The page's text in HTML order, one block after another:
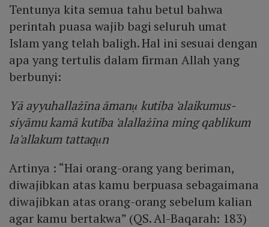
Tentunya kita semua tahu betul bahwa
perintah puasa wajib bagi seluruh umat
Islam yang telah baligh. Hal ini sesuai dengan
apa yang tertulis dalam firman Allah yang
berbunyi:
Yā ayyuhallażīna āmanụ kutiba 'alaikumus-
siyāmu kamā kutiba 'alallażīna ming qablikum
la'allakum tattaqụn
Artinya : “Hai orang-orang yang beriman,
diwajibkan atas kamu berpuasa sebagaimana
diwajibkan atas orang-orang sebelum kalian
agar kamu bertakwa” (QS. Al-Baqarah: 183)